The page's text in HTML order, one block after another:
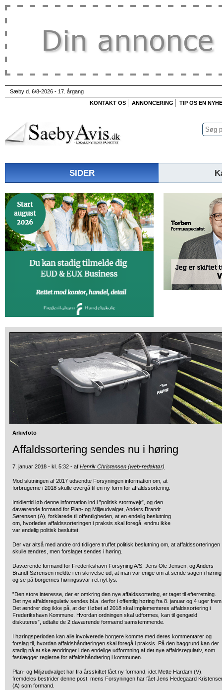
Sæby d. 6/8-2026 - 17. årgang
KONTAKT OS
ANNONCERING TIP OS EN
SIDER
Arkivfoto
Affaldssortering sendes nu i høring
7. januar 2018 - kl. 5:32 - af Henrik Christensen (web-redaktør)
Mod slutningen af 2017 udsendte Forsyningen information om, at
forbrugerne i 2018 skulle overgå til en ny form for affaldssortering.
Imidlertid løb denne information ind i ”politisk stormvejr”, og den
daværende formand for Plan- og Miljøudvalget, Anders Brandt
Sørensen (A), forklarede til offentligheden, at en endelig beslutning
om, hvorledes affaldssorteringen i praksis skal foregå, endnu ikke
var endelig politisk besluttet.
Der var altså med andre ord tidligere truffet politisk beslutning om, at affaldssorteringen
skulle ændres, men forslaget sendes i høring.
Daværende formand for Frederikshavn Forsyning A/S, Jens Ole Jensen, og Anders
Brandt Sørensen meldte i en skrivelse ud, at man var enige om at sende sagen i høring
og se på borgernes høringssvar i et nyt lys:
”Den store interesse, der er omkring den nye affaldssortering, er taget til efterretning.
Det nye affaldsregulativ sendes bl.a. derfor i offentlig høring fra 8. januar og 4 uger
Det ændrer dog ikke på, at der i løbet af 2018 skal implementeres affaldssortering i
Frederikshavn Kommune. Hvordan ordningen skal udformes, kan til gengæld
diskuteres”, udtalte de 2 daværende formænd samstemmende.
I høringsperioden kan alle involverede borgere komme med deres kommentarer og
forslag til, hvordan affaldshåndteringen skal foregå i praksis. På den baggrund kan der
stadig nå at ske ændringer i den endelige udformning af det nye affaldsregulativ, som
fastlægger reglerne for affaldshåndtering i kommunen.
Plan- og Miljøudvalget har fra årsskiftet fået ny formand, idet Mette Hardam (V),
fremdeles bestrider denne post, mens Forsyningen har fået Jens Hedegaard
(A) som formand.